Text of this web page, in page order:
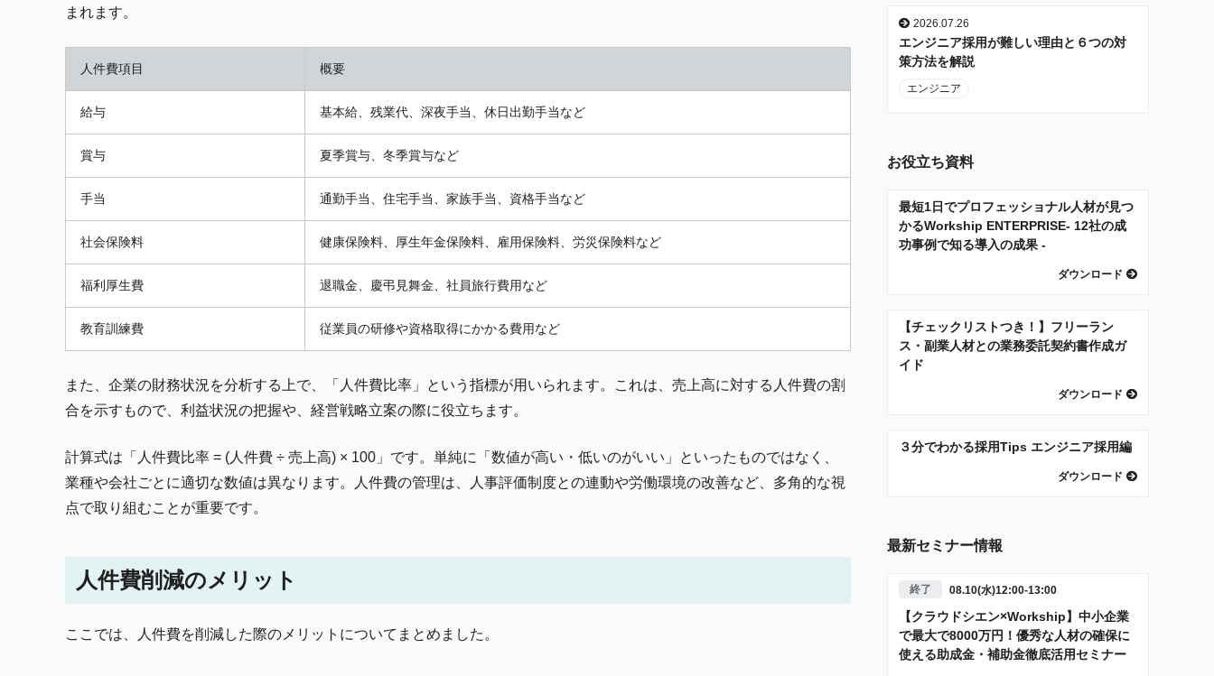
まれます。
人件費項目 概要
給与 基本給、残業代、深夜手当、休日出勤手当など
賞与 夏季賞与、冬季賞与など
手当 通勤手当、住宅手当、家族手当、資格手当など
社会保険料 健康保険料、厚生年金保険料、雇用保険料、労災保険料など
福利厚生費 退職金、慶弔見舞金、社員旅行費用など
教育訓練費 従業員の研修や資格取得にかかる費用など
また、企業の財務状況を分析する上で、「人件費比率」という指標が用いられます。これは、売上高に対する人件費の割
合を示すもので、利益状況の把握や、経営戦略立案の際に役立ちます。
計算式は「人件費比率 = (人件費 ÷ 売上高) × 100」です。単純に「数値が高い・低いのがいい」といったものではなく、
業種や会社ごとに適切な数値は異なります。
人件費の管理は、人事評価制度との連動や労働環境の改善など、多角的な視
点で取り組むことが重要です。
人件費削減のメリット
ここでは、人件費を削減した際のメリットについてまとめました。
2026.07.26
エンジニア採用が難しい理由と６つの対
策方法を解説
エンジニア
お役立ち資料
最短1日でプロフェッショナル人材が見つ
かるWorkship ENTERPRISE- 12社の成
功事例で知る導入の成果 -
ダウンロード
【チェックリストつき！】フリーラン
ス・副業人材との業務委託契約書作成ガ
イド
ダウンロード
３分でわかる採用Tips エンジニア採用編
ダウンロード
最新セミナー情報
終了 08.10(水)12:00-13:00
【クラウドシエン×Workship】中小企業
で最大で8000万円！優秀な人材の確保に
使える助成金・補助金徹底活用セミナー